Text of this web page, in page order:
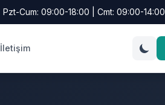
Pzt-Cum: 09:00-18:00 | Cmt: 09:00-14:00
İletişim